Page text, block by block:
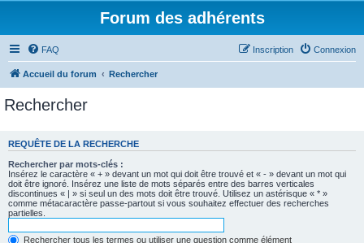
Forum des adhérents
FAQ Connexion
Inscription
Accueil du forum Rechercher
Rechercher
REQUÊTE DE LA RECHERCHE
Rechercher par mots-clés :
Insérez le caractère « + » devant un mot qui doit être trouvé et « - » devant un mot qui
doit être ignoré. Insérez une liste de mots séparés entre des barres verticales
discontinues « | » si seul un des mots doit être trouvé. Utilisez un astérisque « * »
comme métacaractère passe-partout si vous souhaitez effectuer des recherches
partielles.
Rechercher tous les termes ou utiliser une question comme élément